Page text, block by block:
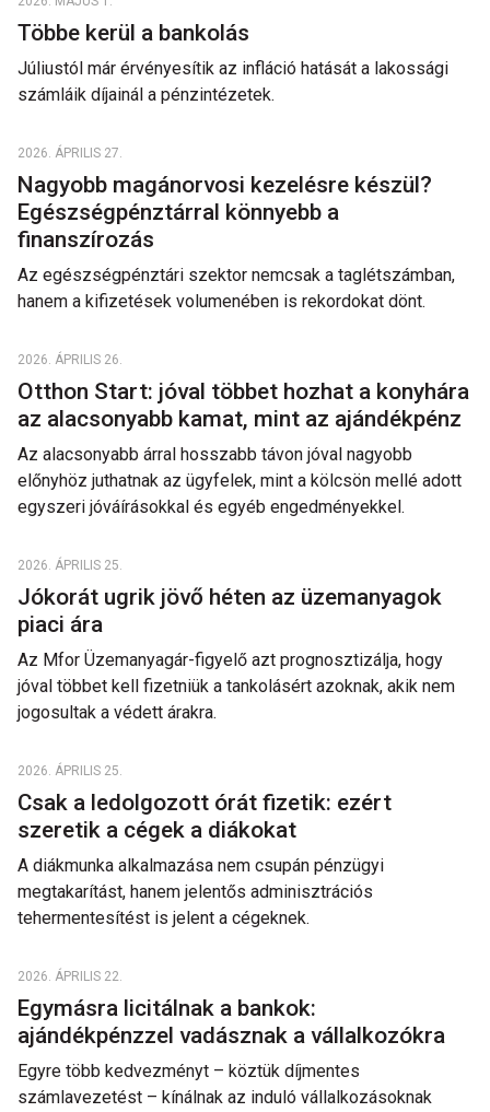
Többe kerül a bankolás
Júliustól már érvényesítik az infláció hatását a lakossági
számláik díjainál a pénzintézetek.
2026. ÁPRILIS 27.
Nagyobb magánorvosi kezelésre készül?
Egészségpénztárral könnyebb a
finanszírozás
Az egészségpénztári szektor nemcsak a taglétszámban,
hanem a kifizetések volumenében is rekordokat dönt.
2026. ÁPRILIS 26.
Otthon Start: jóval többet hozhat a konyhára
az alacsonyabb kamat, mint az ajándékpénz
Az alacsonyabb árral hosszabb távon jóval nagyobb
előnyhöz juthatnak az ügyfelek, mint a kölcsön mellé adott
egyszeri jóváírásokkal és egyéb engedményekkel.
2026. ÁPRILIS 25.
Jókorát ugrik jövő héten az üzemanyagok
piaci ára
Az Mfor Üzemanyagár-figyelő azt prognosztizálja, hogy
jóval többet kell fizetniük a tankolásért azoknak, akik nem
jogosultak a védett árakra.
2026. ÁPRILIS 25.
Csak a ledolgozott órát fizetik: ezért
szeretik a cégek a diákokat
A diákmunka alkalmazása nem csupán pénzügyi
megtakarítást, hanem jelentős adminisztrációs
tehermentesítést is jelent a cégeknek.
2026. ÁPRILIS 22.
Egymásra licitálnak a bankok:
ajándékpénzzel vadásznak a vállalkozókra
Egyre több kedvezményt – köztük díjmentes
számlavezetést – kínálnak az induló vállalkozásoknak